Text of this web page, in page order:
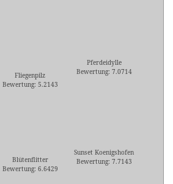
Fliegenpilz
Bewertung: 5.2143
Pferdeidylle
Bewertung: 7.0714
Blütenflitter
Bewertung: 6.6429
Sunset Koenigshofen
Bewertung: 7.7143